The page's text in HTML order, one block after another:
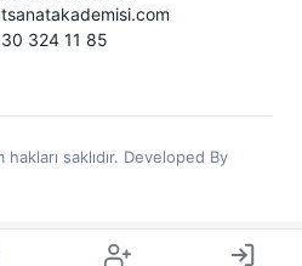
324 11 85
saklıdır. Developed By